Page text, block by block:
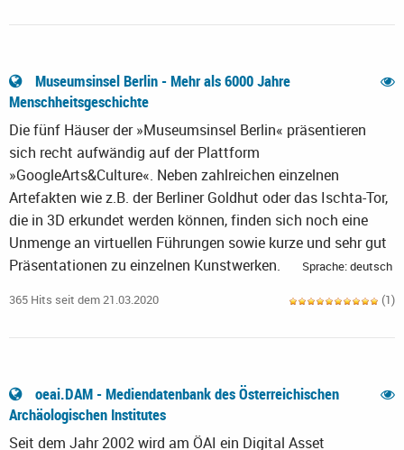
Museumsinsel Berlin - Mehr als 6000 Jahre
Menschheitsgeschichte
Die fünf Häuser der »Museumsinsel Berlin« präsentieren
sich recht aufwändig auf der Plattform
»GoogleArts&Culture«. Neben zahlreichen einzelnen
Artefakten wie z.B. der Berliner Goldhut oder das Ischta-Tor,
die in 3D erkundet werden können, finden sich noch eine
Unmenge an virtuellen Führungen sowie kurze und sehr gut
Präsentationen zu einzelnen Kunstwerken.
Sprache: deutsch
365 Hits seit dem 21.03.2020 (1)
oeai.DAM - Mediendatenbank des Österreichischen
Archäologischen Institutes
Seit dem Jahr 2002 wird am ÖAI ein Digital Asset